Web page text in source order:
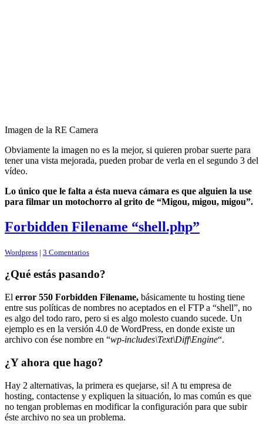
Imagen de la RE Camera
Obviamente la imagen no es la mejor, si quieren probar suerte para
tener una vista mejorada, pueden probar de verla en el segundo 3 del
vídeo.
Lo único que le falta a ésta nueva cámara es que alguien la use
para filmar un motochorro al grito de “Migou, migou, migou”.
Forbidden Filename “shell.php”
Wordpress | 3 Comentarios
¿Qué estás pasando?
El error 550 Forbidden Filename, básicamente tu hosting tiene
entre sus políticas de nombres no aceptados en el FTP a “shell”, no
es algo del todo raro, pero si es algo molesto cuando sucede. Un
ejemplo es en la versión 4.0 de WordPress, en donde existe un
archivo con ése nombre en “wp-includes\Text\Diff\Engine“.
¿Y ahora que hago?
Hay 2 alternativas, la primera es quejarse, si! A tu empresa de
hosting, contactense y expliquen la situación, lo mas común es que
no tengan problemas en modificar la configuración para que subir
éste archivo no sea un problema.